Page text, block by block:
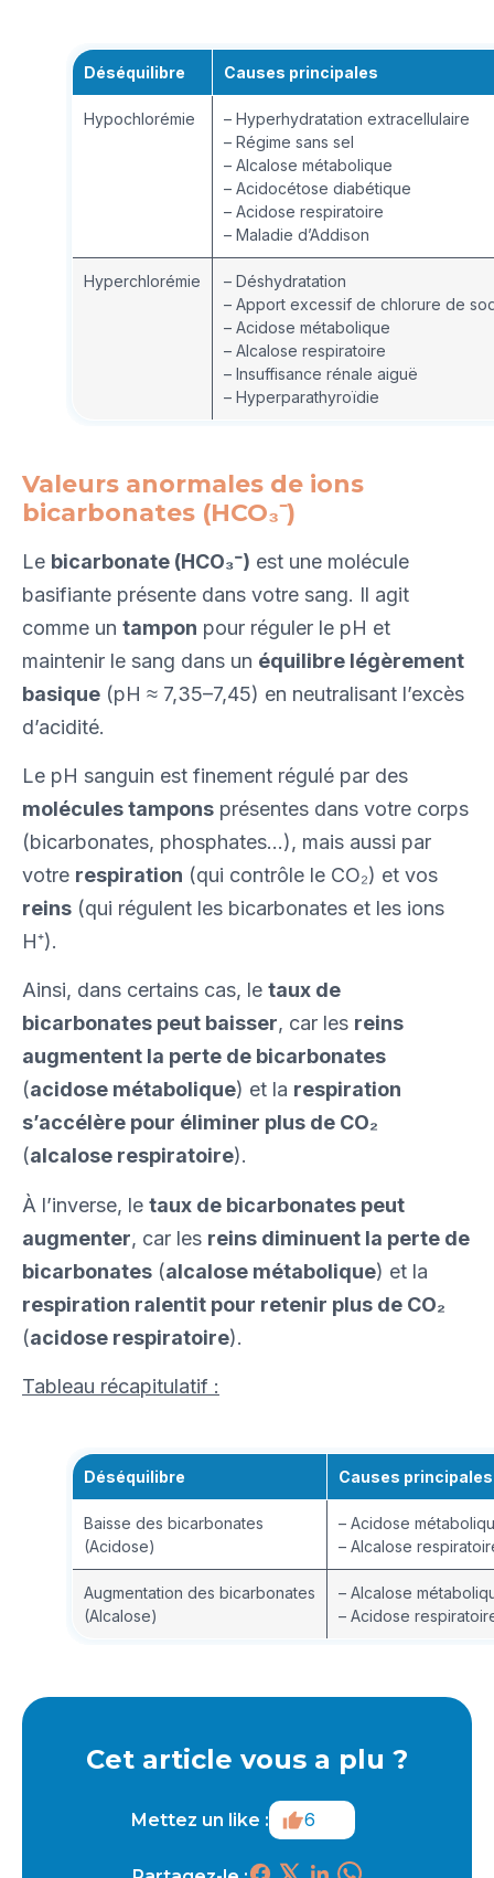
Déséquilibre Causes principales
Hypochlorémie
– Hyperhydratation extracellulaire
– Régime sans sel
– Alcalose métabolique
– Acidocétose diabétique
– Acidose respiratoire
– Maladie d’Addison
Hyperchlorémie
– Déshydratation
– Apport excessif de chlorure de
– Acidose métabolique
– Alcalose respiratoire
– Insuffisance rénale aiguë
– Hyperparathyroïdie
Valeurs anormales de ions
bicarbonates (HCO₃⁻)
Le bicarbonate (HCO₃⁻) est une molécule
basifiante présente dans votre sang. Il agit
comme un tampon pour réguler le pH et
maintenir le sang dans un équilibre légèrement
basique (pH ≈ 7,35–7,45) en neutralisant l’excès
d’acidité.
Le pH sanguin est finement régulé par des
molécules tampons présentes dans votre corps
(bicarbonates, phosphates…), mais aussi par
votre respiration (qui contrôle le CO₂) et vos
reins (qui régulent les bicarbonates et les ions
H⁺).
Ainsi, dans certains cas, le taux de
bicarbonates peut baisser, car les reins
augmentent la perte de bicarbonates
(acidose métabolique) et la respiration
s’accélère pour éliminer plus de CO₂
(alcalose respiratoire).
À l’inverse, le taux de bicarbonates peut
augmenter, car les reins diminuent la perte de
bicarbonates (alcalose métabolique) et la
respiration ralentit pour retenir plus de CO₂
(acidose respiratoire).
Tableau récapitulatif :
Déséquilibre Causes principales
Baisse des bicarbonates
(Acidose)
– Acidose
– Alcalose
Augmentation des bicarbonates
(Alcalose)
– Alcalose
– Acidose
Cet article vous a plu ?
Mettez un like : 6